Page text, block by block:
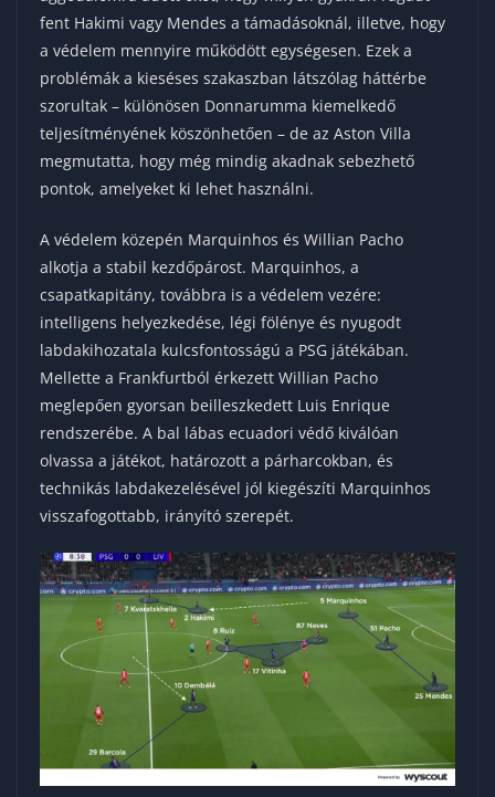
fent Hakimi vagy Mendes a támadásoknál, illetve, hogy
a védelem mennyire működött egységesen. Ezek a
problémák a kieséses szakaszban látszólag háttérbe
szorultak – különösen Donnarumma kiemelkedő
teljesítményének köszönhetően – de az Aston Villa
megmutatta, hogy még mindig akadnak sebezhető
pontok, amelyeket ki lehet használni.
A védelem közepén Marquinhos és Willian Pacho
alkotja a stabil kezdőpárost. Marquinhos, a
csapatkapitány, továbbra is a védelem vezére:
intelligens helyezkedése, légi fölénye és nyugodt
labdakihozatala kulcsfontosságú a PSG játékában.
Mellette a Frankfurtból érkezett Willian Pacho
meglepően gyorsan beilleszkedett Luis Enrique
rendszerébe. A bal lábas ecuadori védő kiválóan
olvassa a játékot, határozott a párharcokban, és
technikás labdakezelésével jól kiegészíti Marquinhos
visszafogottabb, irányító szerepét.